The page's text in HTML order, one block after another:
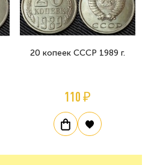
20 копеек СССР 1989 г.
110 ₽